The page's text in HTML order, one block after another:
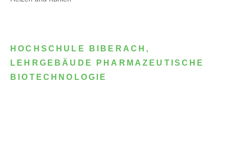
HOCHSCHULE BIBERACH,
LEHRGEBÄUDE PHARMAZEUTISCHE
BIOTECHNOLOGIE